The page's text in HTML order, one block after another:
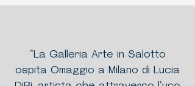
"La Galleria Arte in Salotto
ospita Omaggio a Milano di Lucia